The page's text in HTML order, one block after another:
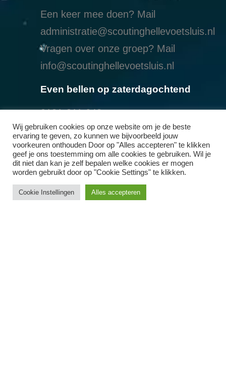
Een keer mee doen? Mail
administratie@scoutinghellevoetsluis.nl
Vragen over onze groep? Mail
info@scoutinghellevoetsluis.nl
Even bellen op zaterdagochtend
0181-311 648
Een echte brief
Postbus 235, 3220 AE Hellevoetsluis
Even langskomen op zaterdagochtend
Wij gebruiken cookies op onze website om je de beste
ervaring te geven, zo kunnen we bijvoorbeeld jouw
voorkeuren onthouden Door op "Alles accepteren" te klikken
geef je ons toestemming om alle cookies te gebruiken. Wil je
dit niet dan kan je zelf bepalen welke cookies er mogen
worden gebruikt door op "Cookie Settings" te klikken.
Cookie Instellingen Alles accepteren